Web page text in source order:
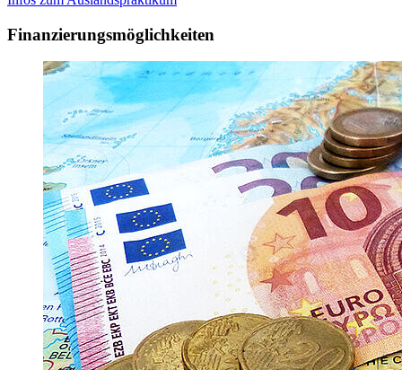
Finanzierungsmöglichkeiten